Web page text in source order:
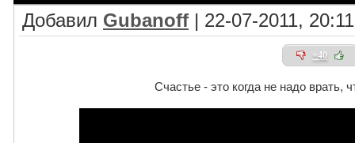
Добавил Gubanoff | 22-07-2011, 20:11
+40
Счастье - это когда не надо врать,